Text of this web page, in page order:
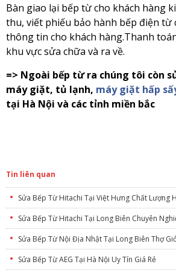
Bàn giao lại bếp từ cho khách hàng
thu, viết phiếu bảo hành bếp điện từ
thông tin cho khách hàng.Thanh
khu vực sửa chữa và ra về.
=> Ngoài bếp từ ra chúng tôi còn
máy giặt, tủ lạnh, máy giặt hấp
tại Hà Nội và các tỉnh miền bắc
Tin liên quan
Sửa Bếp Từ Hitachi Tại Việt Hưng Chất Lượng
Sửa Bếp Từ Hitachi Tại Long Biên Chuyên
Sửa Bếp Từ Nội Địa Nhật Tại Long Biên Thợ
Sửa Bếp Từ AEG Tại Hà Nội Uy Tín Giá Rẻ